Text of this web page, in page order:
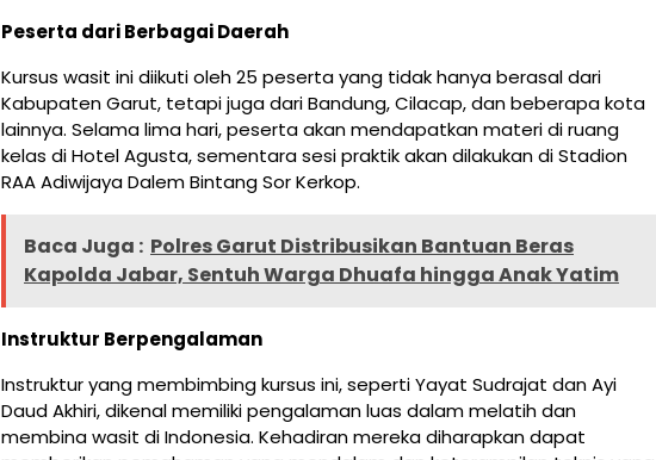
Peserta dari Berbagai Daerah
Kursus wasit ini diikuti oleh 25 peserta yang tidak hanya berasal dari
Kabupaten Garut, tetapi juga dari Bandung, Cilacap, dan beberapa kota
lainnya. Selama lima hari, peserta akan mendapatkan materi di ruang
kelas di Hotel Agusta, sementara sesi praktik akan dilakukan di Stadion
RAA Adiwijaya Dalem Bintang Sor Kerkop.
Baca Juga : Polres Garut Distribusikan Bantuan Beras
Kapolda Jabar, Sentuh Warga Dhuafa hingga Anak Yatim
Instruktur Berpengalaman
Instruktur yang membimbing kursus ini, seperti Yayat Sudrajat dan Ayi
Daud Akhiri, dikenal memiliki pengalaman luas dalam melatih dan
membina wasit di Indonesia. Kehadiran mereka diharapkan dapat